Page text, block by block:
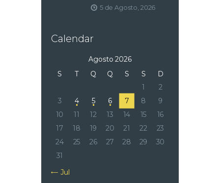
5 de Agosto, 2026
Calendar
Agosto 2026
S
T Q Q S S
D
1
2
3
4 5 6 7 8
9
10
11 12 13 14 15
16
17
18 19 20 21 22
23
24
25 26 27 28 29
30
31
« Jul